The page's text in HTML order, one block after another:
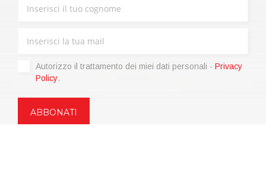
Autorizzo il trattamento dei miei dati personali - Privacy
Policy.